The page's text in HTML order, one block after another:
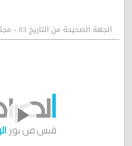
الجهة الصحيحة من التاريخ 03 - مجتمع المقاومة